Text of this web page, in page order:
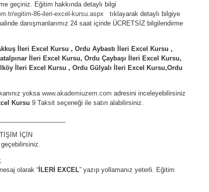
geçiniz. Eğitim hakkında detaylı bilgi
egitim-86-ileri-excel-kursu.aspx tıklayarak detaylı bilgiye
danışmanlarımız 24 saat içinde ÜCRETSİZ bilgilendirme
İleri Excel Kursu , Ordu Aybastı İleri Excel Kursu ,
İleri Excel Kursu, Ordu Çaybaşı İleri Excel Kursu,
İleri Excel Kursu , Ordu Gülyalı İleri Excel Kursu,Ordu
yoksa www.akademiuzem.com adresini inceleyebilirsiniz
Kursu 9 Taksit seçeneği ile satın alabilirsiniz.
İÇİN
olarak “ İLERİ EXCEL” yazıp yollamanız yeterli. Eğitim